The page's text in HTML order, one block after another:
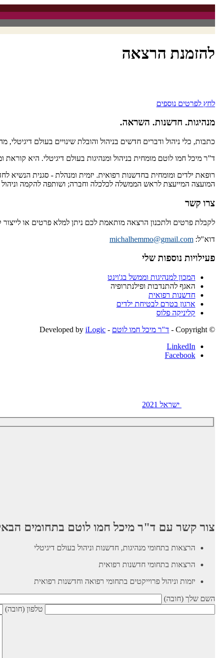
להזמנת הרצאה
לחץ לפרטים נוספים
מנהיגות. חדשנות. השראה.
כתבות, כלי ניהול ודברים חדשים בניהול והובלת שינויים בעולם דיגיטלי,
ד”ר מיכל חמו לוטם מומחית בניהול ומנהיגות בעולם דיגיטלי. היא
רופאת ילדים ומומחית בחדשנות רפואית. יזמית ומנהלת - סגנית הנשיא
המועצה המייעצת לראש הממשלה לכלכלה וחברה; ושותפה להקמה וניהול
צרו קשר
לקבלת פרטים ולתכנון הרצאה מותאמת לכם ניתן למלא פרטים או
דוא"ל: michalhemmo@gmail.com
פעילויות נוספות שלי
המכון למנהיגות וממשל בג'וינט
האגף להתנדבות ופילנתרופיה
חדשנות רפואית
ארגון בטרם לבטיחת ילדים
קליניקה פלוס
© ‫Copyright -
ד"ר מיכל חמו לוטם - Developed by
iLogic
LinkedIn
Facebook
ישראל 2021
צור קשר עם ד"ר מיכל חמו לוטם בתחומים
הרצאות בתחומי מנהיגות, חדשנות וניהול בעולם דיגיטלי
הרצאות בתחומי חדשנות רפואית
יזמות וניהול פרוייקטים בתחומי רפואה וחדשנות רפואית
השם שלך (חובה)
טלפון (חובה)